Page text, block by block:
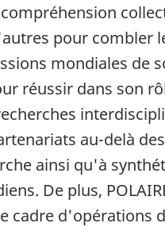
pour combler
mondiales
réussir dans son
au-delà
ainsi qu'à
De plus,
d'opérations